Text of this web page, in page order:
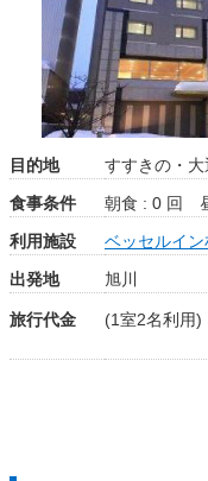
目的地
すすきの・
食事条件
朝食 : 0 回
利用施設
ベッセルイ
出発地
旭川
旅行代金 (1室2名利用)